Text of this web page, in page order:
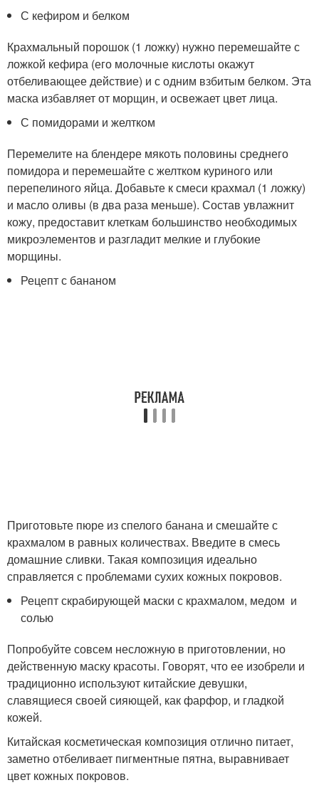
С кефиром и белком
Крахмальный порошок (1 ложку) нужно перемешайте с
ложкой кефира (его молочные кислоты окажут
отбеливающее действие) и с одним взбитым белком. Эта
маска избавляет от морщин, и освежает цвет лица.
С помидорами и желтком
Перемелите на блендере мякоть половины среднего
помидора и перемешайте с желтком куриного или
перепелиного яйца. Добавьте к смеси крахмал (1 ложку)
и масло оливы (в два раза меньше). Состав увлажнит
кожу, предоставит клеткам большинство необходимых
микроэлементов и разгладит мелкие и глубокие
морщины.
Рецепт с бананом
Приготовьте пюре из спелого банана и смешайте с
крахмалом в равных количествах. Введите в смесь
домашние сливки. Такая композиция идеально
справляется с проблемами сухих кожных покровов.
Рецепт скрабирующей маски с крахмалом, медом и
солью
Попробуйте совсем несложную в приготовлении, но
действенную маску красоты. Говорят, что ее изобрели и
традиционно используют китайские девушки,
славящиеся своей сияющей, как фарфор, и гладкой
кожей.
Китайская косметическая композиция отлично питает,
заметно отбеливает пигментные пятна, выравнивает
цвет кожных покровов.